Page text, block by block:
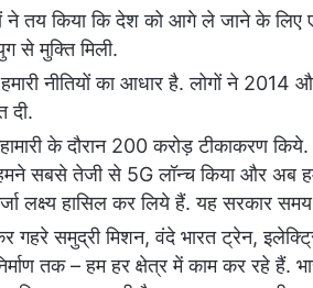
ने तय किया कि देश को आगे ले जाने के लिए
से मुक्ति मिली.
हमारी नीतियों का आधार है. लोगों ने
दी.
के दौरान 200 करोड़ टीकाकरण
सबसे तेजी से 5G लॉन्च किया और अब
लक्ष्य हासिल कर लिये हैं. यह सरकार
गहरे समुद्री मिशन, वंदे भारत ट्रेन,
तक – हम हर क्षेत्र में काम कर रहे हैं.